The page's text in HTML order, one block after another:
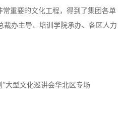
常重要的文化工程，得到了集团各单
裁办主导、培训学院承办、各区人力
”大型文化巡讲会华北区专场